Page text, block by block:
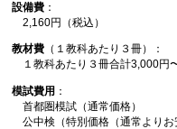
設備費 ：
2,160円（税込）
教材費 （１教科あたり３冊）：
１教科あたり３冊合計3,000円
模試費用 ：
首都圏模試（通常価格）
公中検（特別価格（通常よりお